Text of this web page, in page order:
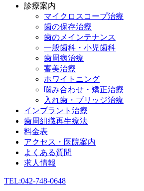
診療案内
マイクロスコープ治療
歯の保存治療
歯のメインテナンス
一般歯科・小児歯科
歯周病治療
審美治療
ホワイトニング
噛み合わせ・矯正治療
入れ歯・ブリッジ治療
インプラント治療
歯周組織再生療法
料金表
アクセス・医院案内
よくある質問
求人情報
TEL:042-748-0648